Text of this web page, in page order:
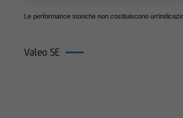
Le performance storiche non costituiscono
Valeo SE